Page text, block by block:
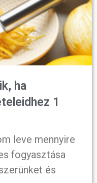
ha
1
leve mennyire
fogyasztása
és